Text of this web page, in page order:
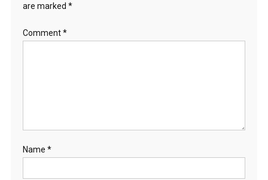
are marked *
Comment*
Name *